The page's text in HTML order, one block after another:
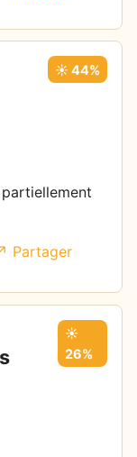
☀️ 44%
Partager
☀️
26%